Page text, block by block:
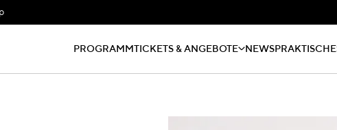
PROGRAMMTICKETS & ANGEBOTE NEWS